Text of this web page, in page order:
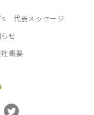
代表メッセージ
せ
概要